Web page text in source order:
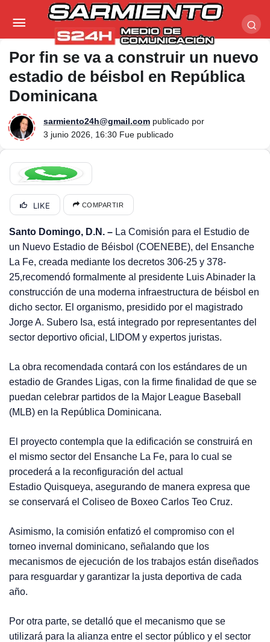
Por fin se va a construir un nuevo
estadio de béisbol en República
Dominicana
sarmiento24h@gmail.com publicado por
3 junio 2026, 16:30 Fue publicado
LIKE COMPARTIR
Santo Domingo, D.N. – La Comisión para el Estudio de
un Nuevo Estadio de Béisbol (COENEBE), del Ensanche
La Fe, creada mediante los decretos 306-25 y 378-
25,recomendó formalmente al presidente Luis Abinader la
construcción de una moderna infraestructura de béisbol en
dicho sector. El organismo, presidido por el magistrado
Jorge A. Subero Isa, está integrado por representantes del
sector deportivo oficial, LIDOM y expertos juristas.
La obra recomendada contará con los estándares de un
estadio de Grandes Ligas, con la firme finalidad de que se
puedan celebrar partidos de la Major League Baseball
(MLB) en la República Dominicana.
El proyecto contempla que la edificación se construirá en
el mismo sector del Ensanche La Fe, para lo cual se
procederá a la reconfiguración del actual
Estadio Quisqueya, asegurando de manera expresa que
se conservará el Coliseo de Boxeo Carlos Teo Cruz.
Asimismo, la comisión enfatizó el compromiso con el
torneo invernal dominicano, señalando que los
mecanismos de ejecución de los trabajos están diseñados
para resguardar y garantizar la justa deportiva de cada
año.
Por otra parte, se detalló que el mecanismo que se
utilizará para la alianza entre el sector público y el sector
Por fin se va a construir un nuevo estadio de
béisbol en República Dominicana